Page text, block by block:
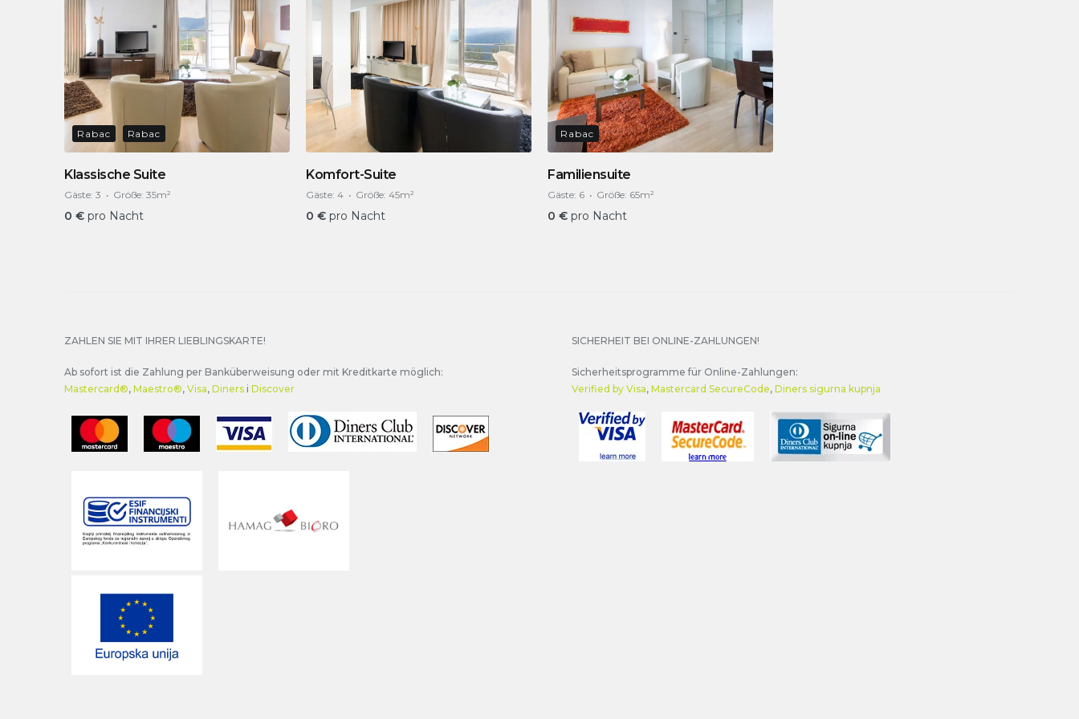
Rabac Rabac
Klassische Suite
Gäste: 3 Größe: 35m²
0 € pro Nacht
Komfort-Suite
Gäste: 4 Größe: 45m²
0 € pro Nacht
Rabac
Familiensuite
Gäste: 6 Größe: 65m²
0 € pro Nacht
ZAHLEN SIE MIT IHRER LIEBLINGSKARTE!
Ab sofort ist die Zahlung per Banküberweisung oder mit Kreditkarte möglich:
Mastercard®, Maestro®, Visa, Diners i Discover
SICHERHEIT BEI ONLINE-ZAHLUNGEN!
Sicherheitsprogramme für Online-Zahlungen:
Verified by Visa, Mastercard SecureCode, Diners sigurna kupnja